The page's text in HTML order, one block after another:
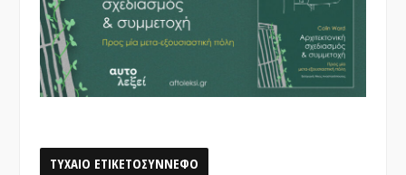
ΤΥΧΑΙΟ ΕΤΙΚΕΤΟΣΥΝΝΕΦΟ